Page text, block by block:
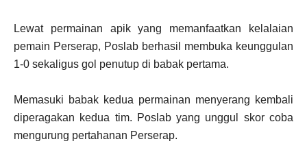
Lewat permainan apik yang memanfaatkan kelalaian
pemain Perserap, Poslab berhasil membuka keunggulan
1-0 sekaligus gol penutup di babak pertama.
Memasuki babak kedua permainan menyerang kembali
diperagakan kedua tim. Poslab yang unggul skor coba
mengurung pertahanan Perserap.